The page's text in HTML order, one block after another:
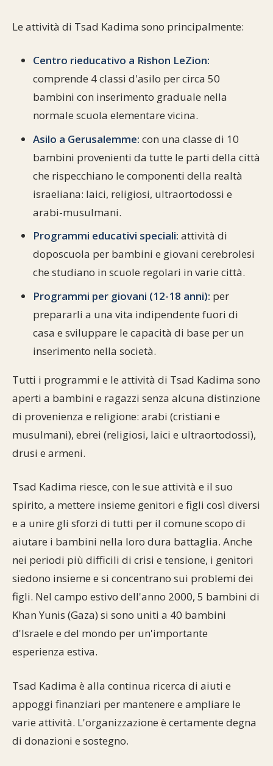
Le attività di Tsad Kadima sono principalmente:
Centro rieducativo a Rishon LeZion:
comprende 4 classi d'asilo per circa 50
bambini con inserimento graduale nella
normale scuola elementare vicina.
Asilo a Gerusalemme: con una classe di 10
bambini provenienti da tutte le parti della città
che rispecchiano le componenti della realtà
israeliana: laici, religiosi, ultraortodossi e
arabi-musulmani.
Programmi educativi speciali: attività di
doposcuola per bambini e giovani cerebrolesi
che studiano in scuole regolari in varie città.
Programmi per giovani (12-18 anni): per
prepararli a una vita indipendente fuori di
casa e sviluppare le capacità di base per un
inserimento nella società.
Tutti i programmi e le attività di Tsad Kadima sono
aperti a bambini e ragazzi senza alcuna distinzione
di provenienza e religione: arabi (cristiani e
musulmani), ebrei (religiosi, laici e ultraortodossi),
drusi e armeni.
Tsad Kadima riesce, con le sue attività e il suo
spirito, a mettere insieme genitori e figli così diversi
e a unire gli sforzi di tutti per il comune scopo di
aiutare i bambini nella loro dura battaglia. Anche
nei periodi più difficili di crisi e tensione, i genitori
siedono insieme e si concentrano sui problemi dei
figli. Nel campo estivo dell'anno 2000, 5 bambini di
Khan Yunis (Gaza) si sono uniti a 40 bambini
d'Israele e del mondo per un'importante
esperienza estiva.
Tsad Kadima è alla continua ricerca di aiuti e
appoggi finanziari per mantenere e ampliare le
varie attività. L'organizzazione è certamente degna
di donazioni e sostegno.